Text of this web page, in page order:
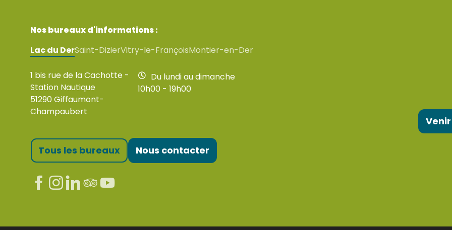
Nos bureaux d'informations :
Lac du DerSaint-DizierVitry-le-FrançoisMontier-en-Der
1 bis rue de la Cachotte -
Station Nautique
51290 Giffaumont-
Champaubert
Du lundi au dimanche
10h00 - 19h00
Tous les bureaux Nous contacter